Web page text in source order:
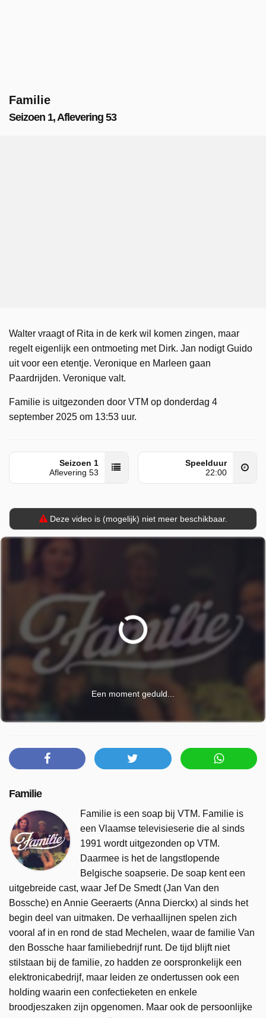
Familie
Seizoen 1, Aflevering 53
Walter vraagt of Rita in de kerk wil komen zingen, maar
regelt eigenlijk een ontmoeting met Dirk. Jan nodigt Guido
uit voor een etentje. Veronique en Marleen gaan
Paardrijden. Veronique valt.
Familie is uitgezonden door VTM op donderdag 4
september 2025 om 13:53 uur.
Seizoen 1
Aflevering 53
Speelduur
22:00
Deze video is (mogelijk) niet meer beschikbaar.
Een moment geduld...
Familie
Familie is een soap bij VTM. Familie is
een Vlaamse televisieserie die al sinds
1991 wordt uitgezonden op VTM.
Daarmee is het de langstlopende
Belgische soapserie. De soap kent een
uitgebreide cast, waar Jef De Smedt (Jan Van den
Bossche) en Annie Geeraerts (Anna Dierckx) al sinds het
begin deel van uitmaken. De verhaallijnen spelen zich
vooral af in en rond de stad Mechelen, waar de familie Van
den Bossche haar familiebedrijf runt. De tijd blijft niet
stilstaan bij de familie, zo hadden ze oorspronkelijk een
elektronicabedrijf, maar leiden ze ondertussen ook een
holding waarin een confectieketen en enkele
broodjeszaken zijn opgenomen. Maar ook de persoonlijke